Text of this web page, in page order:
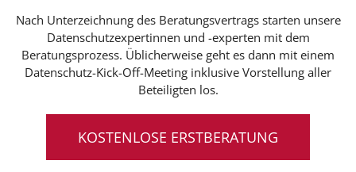
Nach Unterzeichnung des Beratungsvertrags starten unsere
Datenschutzexpertinnen und -experten mit dem
Beratungsprozess. Üblicherweise geht es dann mit einem
Datenschutz-Kick-Off-Meeting inklusive Vorstellung aller
Beteiligten los.
KOSTENLOSE ERSTBERATUNG